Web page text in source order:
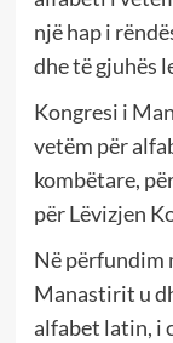
një hap i
dhe të gjuhës
Kongresi i
vetëm për
kombëtare,
për Lëvizjen
Në përfundim
Manastirit u
alfabet latin, i